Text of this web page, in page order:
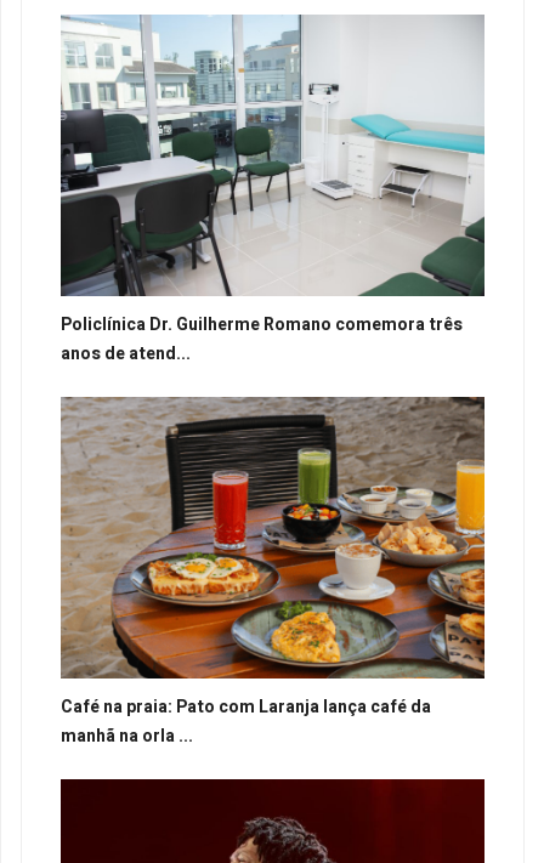
Policlínica Dr. Guilherme Romano comemora três
anos de atend...
Café na praia: Pato com Laranja lança café da
manhã na orla ...